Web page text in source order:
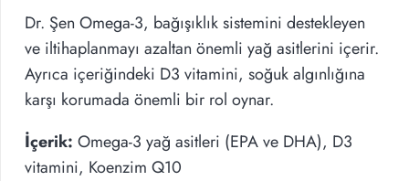
Dr. Şen Omega-3, bağışıklık sistemini destekleyen
ve iltihaplanmayı azaltan önemli yağ asitlerini içerir.
Ayrıca içeriğindeki D3 vitamini, soğuk algınlığına
karşı korumada önemli bir rol oynar.
İçerik: Omega-3 yağ asitleri (EPA ve DHA), D3
vitamini, Koenzim Q10